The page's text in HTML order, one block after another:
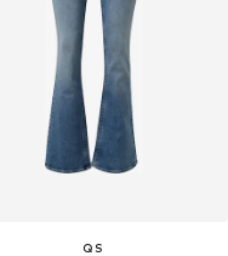
QS